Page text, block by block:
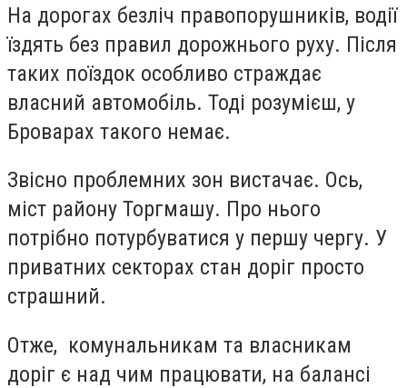
На дорогах безліч правопорушників, водії
їздять без правил дорожнього руху. Після
таких поїздок особливо страждає
власний автомобіль. Тоді розумієш, у
Броварах такого немає.
Звісно проблемних зон вистачає. Ось,
міст району Торгмашу. Про нього
потрібно потурбуватися у першу чергу. У
приватних секторах стан доріг просто
страшний.
Отже, комунальникам та власникам
доріг є над чим працювати, на балансі